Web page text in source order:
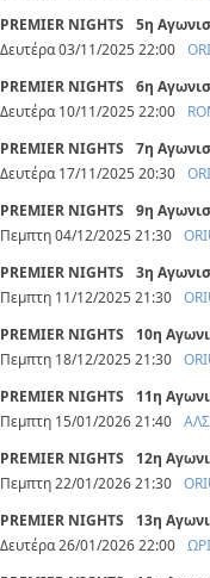
PREMIER NIGHTS
5η
Δευτέρα 03/11/2025 22:00
PREMIER NIGHTS
6η
Δευτέρα 10/11/2025 22:00
PREMIER NIGHTS
7η
Δευτέρα 17/11/2025 20:30
PREMIER NIGHTS
9η
Πεμπτη 04/12/2025 21:30
PREMIER NIGHTS
3η
Πεμπτη 11/12/2025 21:30
PREMIER NIGHTS
10η
Πεμπτη 18/12/2025 21:30
PREMIER NIGHTS
11η
Πεμπτη 15/01/2026 21:40
PREMIER NIGHTS
12η
Πεμπτη 22/01/2026 21:30
PREMIER NIGHTS
13η
Δευτέρα 26/01/2026 22:00